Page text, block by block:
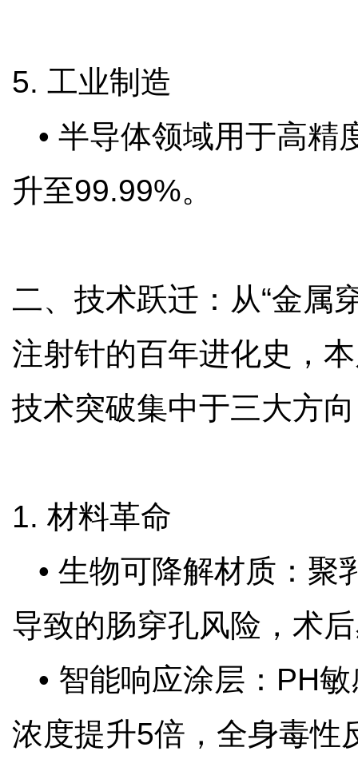
5. 工业制造
• 半导体领域用于高精
升至99.99%。
二、技术跃迁：从“金属
注射针的百年进化史，
技术突破集中于三大方
1. 材料革命
• 生物可降解材质：聚
导致的肠穿孔风险，术
• 智能响应涂层：PH
浓度提升5倍，全身毒